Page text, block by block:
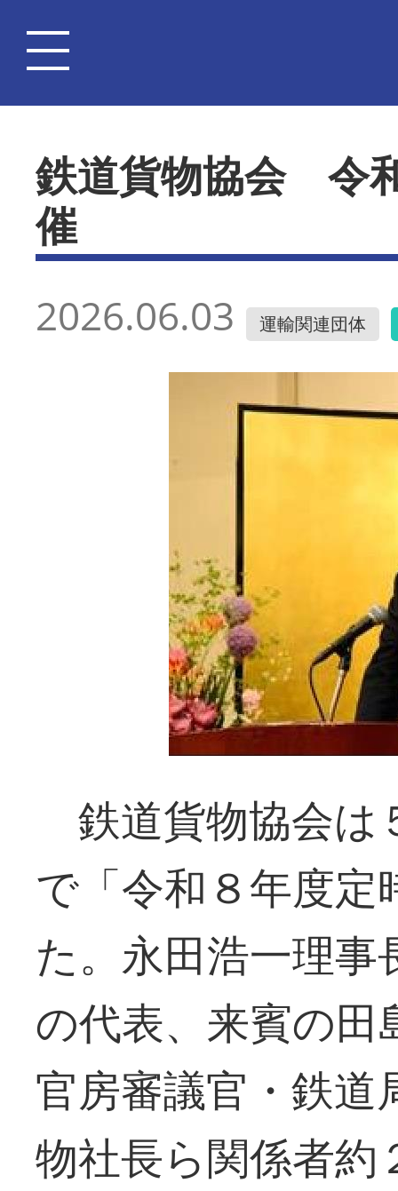
鉄道貨物協会 令
催
2026.06.03 運輸関連団体
鉄道貨物協会は
で「令和８年度
た。永田浩一理
の代表、来賓の田
官房審議官・鉄道
物社長ら関係者約